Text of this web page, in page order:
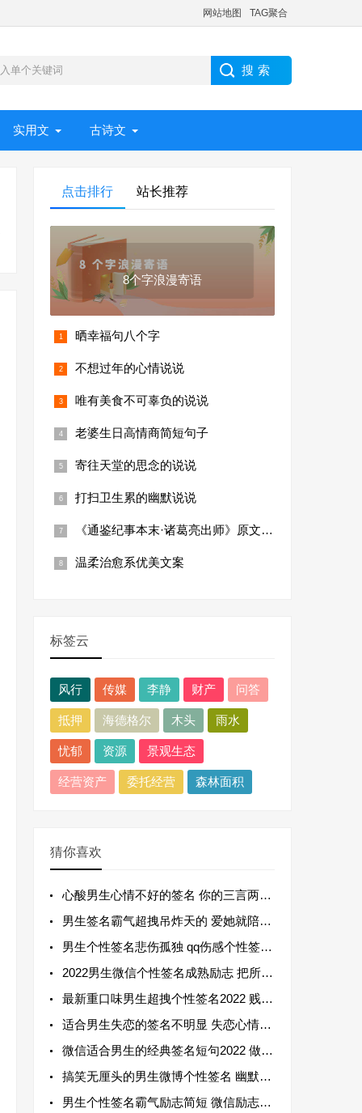
网站地图 TAG聚合
实用文 古诗文
点击排行 站长推荐
8个字浪漫寄语
晒幸福句八个字
不想过年的心情说说
唯有美食不可辜负的说说
老婆生日高情商简短句子
寄往天堂的思念的说说
打扫卫生累的幽默说说
《通鉴纪事本末·诸葛亮出师》原文及翻译
温柔治愈系优美文案
标签云
风行 传媒 李静 财产 问答
抵押 海德格尔 木头 雨水
忧郁 资源 景观生态
经营资产 委托经营 森林面积
猜你喜欢
心酸男生心情不好的签名 你的三言两语就触动了我的心
男生签名霸气超拽吊炸天的 爱她就陪她从校服走到婚纱
男生个性签名悲伤孤独 qq伤感个性签名男生用
2022男生微信个性签名成熟励志 把所有力气都留着变美好
最新重口味男生超拽个性签名2022 贱人好比狗见人就乱吼
适合男生失恋的签名不明显 失恋心情不好的男生签名
微信适合男生的经典签名短句2022 做了一万件与你无关的事
搞笑无厘头的男生微博个性签名 幽默风趣吸引人的微博签名
男生个性签名霸气励志简短 微信励志签名大全2022